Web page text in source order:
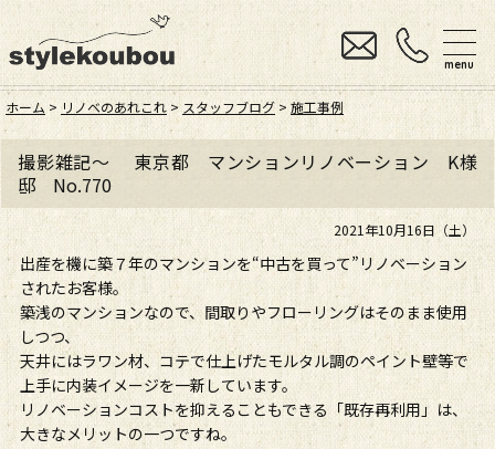
menu
ホーム > リノベのあれこれ > スタッフブログ > 施工事例
撮影雑記～ 東京都 マンションリノベーション K様
邸 No.770
2021年10月16日（土）
出産を機に築７年のマンションを“中古を買って”リノベーション
されたお客様。
築浅のマンションなので、間取りやフローリングはそのまま使用
しつつ、
天井にはラワン材、コテで仕上げたモルタル調のペイント壁等で
上手に内装イメージを一新しています。
リノベーションコストを抑えることもできる「既存再利用」は、
大きなメリットの一つですね。